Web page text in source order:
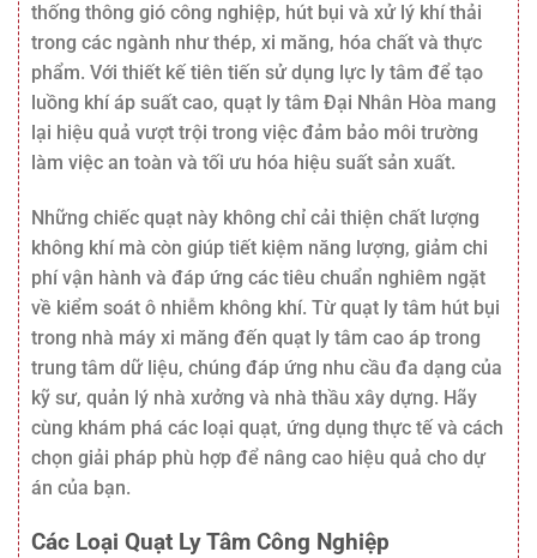
thống thông gió công nghiệp, hút bụi và xử lý khí thải
trong các ngành như thép, xi măng, hóa chất và thực
phẩm. Với thiết kế tiên tiến sử dụng lực ly tâm để tạo
luồng khí áp suất cao, quạt ly tâm Đại Nhân Hòa mang
lại hiệu quả vượt trội trong việc đảm bảo môi trường
làm việc an toàn và tối ưu hóa hiệu suất sản xuất.
Những chiếc quạt này không chỉ cải thiện chất lượng
không khí mà còn giúp tiết kiệm năng lượng, giảm chi
phí vận hành và đáp ứng các tiêu chuẩn nghiêm ngặt
về kiểm soát ô nhiễm không khí. Từ quạt ly tâm hút bụi
trong nhà máy xi măng đến quạt ly tâm cao áp trong
trung tâm dữ liệu, chúng đáp ứng nhu cầu đa dạng của
kỹ sư, quản lý nhà xưởng và nhà thầu xây dựng. Hãy
cùng khám phá các loại quạt, ứng dụng thực tế và cách
chọn giải pháp phù hợp để nâng cao hiệu quả cho dự
án của bạn.
Các Loại Quạt Ly Tâm Công Nghiệp